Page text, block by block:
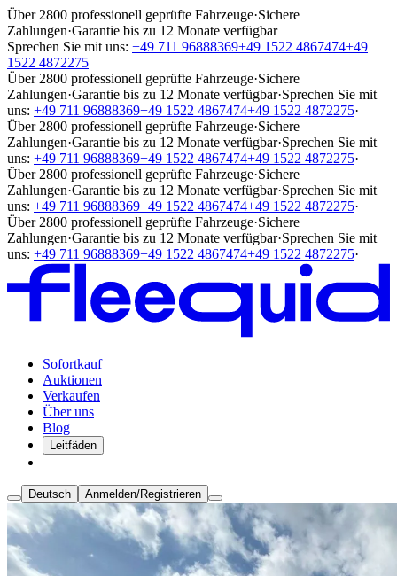
Über 2800 professionell geprüfte Fahrzeuge·Sichere
Zahlungen·Garantie bis zu 12 Monate verfügbar
Sprechen Sie mit uns: +49 711 96888369+49 1522 4867474+49
1522 4872275
Über 2800 professionell geprüfte Fahrzeuge·Sichere
Zahlungen·Garantie bis zu 12 Monate verfügbar·Sprechen Sie mit
uns: +49 711 96888369+49 1522 4867474+49 1522 4872275·
Über 2800 professionell geprüfte Fahrzeuge·Sichere
Zahlungen·Garantie bis zu 12 Monate verfügbar·Sprechen Sie mit
uns: +49 711 96888369+49 1522 4867474+49 1522 4872275·
Über 2800 professionell geprüfte Fahrzeuge·Sichere
Zahlungen·Garantie bis zu 12 Monate verfügbar·Sprechen Sie mit
uns: +49 711 96888369+49 1522 4867474+49 1522 4872275·
Über 2800 professionell geprüfte Fahrzeuge·Sichere
Zahlungen·Garantie bis zu 12 Monate verfügbar·Sprechen Sie mit
uns: +49 711 96888369+49 1522 4867474+49 1522 4872275·
Sofortkauf
Auktionen
Verkaufen
Über uns
Blog
Leitfäden
Deutsch Anmelden/Registrieren